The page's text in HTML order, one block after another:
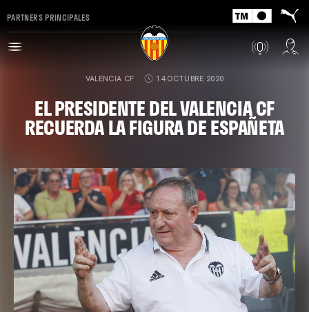
PARTNERS PRINCIPALES
VALENCIA CF 14 OCTUBRE 2020
EL PRESIDENTE DEL VALENCIA CF
RECUERDA LA FIGURA DE ESPAÑETA